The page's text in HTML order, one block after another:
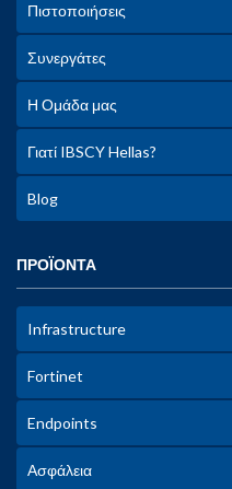
Πιστοποιήσεις
Συνεργάτες
Η Ομάδα μας
Γιατί IBSCY Hellas?
Blog
ΠΡΟΪΟΝΤΑ
Infrastructure
Fortinet
Endpoints
Ασφάλεια